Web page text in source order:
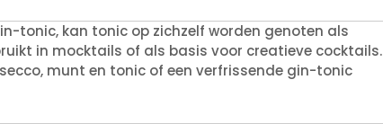
tonic, kan tonic op zichzelf worden genoten als
in mocktails of als basis voor creatieve cocktails.
munt en tonic of een verfrissende gin-tonic